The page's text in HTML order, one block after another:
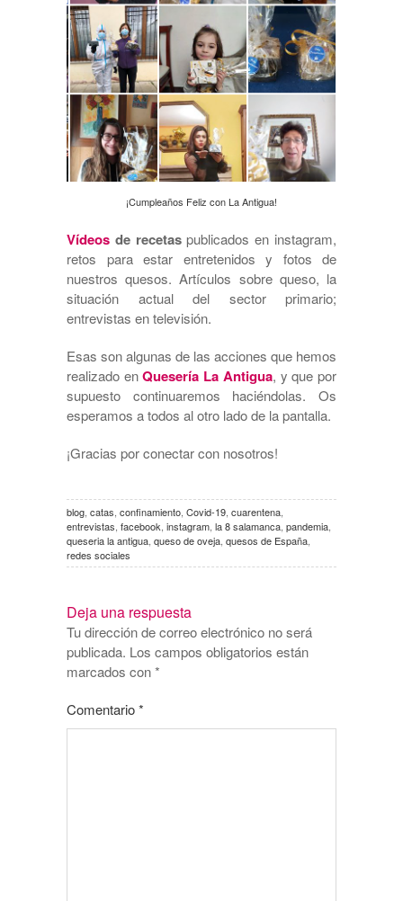
¡Cumpleaños Feliz con La Antigua!
Vídeos de recetaspublicados en instagram,
retos para estar entretenidos y fotos de
nuestros quesos. Artículos sobre queso, la
situación actual del sector primario;
entrevistas en televisión.
Esas son algunas de las acciones que hemos
realizado enQuesería La Antigua, y que por
supuesto continuaremos haciéndolas. Os
esperamos a todos al otro lado de la pantalla.
¡Gracias por conectar con nosotros!
blog catas confinamiento Covid-19 cuarentena
entrevistas facebook instagram la 8 salamanca pandemia
queseria la antigua queso de oveja quesos de España
redes sociales
Deja una respuesta
Tu dirección de correo electrónico no será
publicada. Los campos obligatorios están
marcados con*
Comentario*